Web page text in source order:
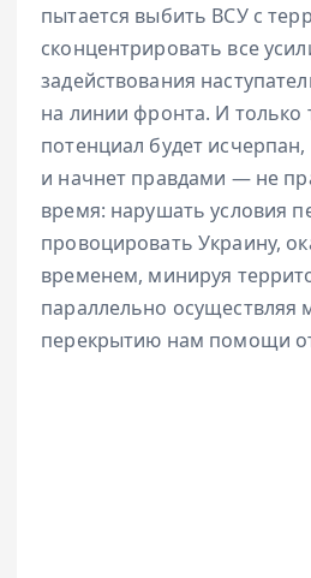
пытается выбить ВСУ с
сконцентрировать все
задействования
на линии фронта. И только
потенциал будет
и начнет правдами — не
время: нарушать условия
провоцировать Украину,
временем, минируя
параллельно осуществляя
перекрытию нам помощи